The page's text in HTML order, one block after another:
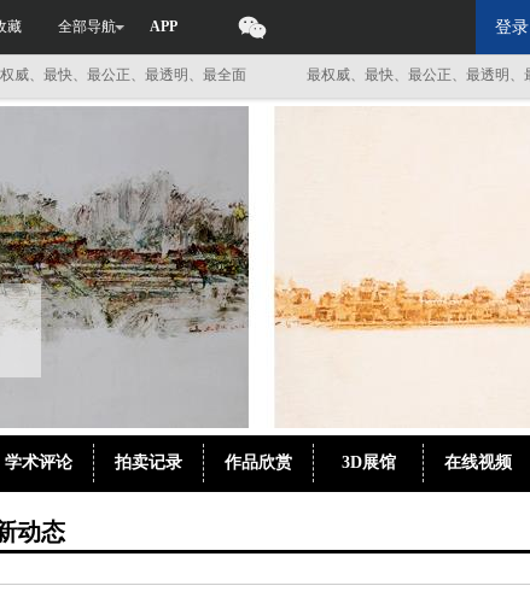
藏 全部导航 APP 登录
快、最公正、最透明、最全面 最权威、最快、最公正、最透明、最全面
学术评论 拍卖记录 作品欣赏 3D展馆 在线视频
动态